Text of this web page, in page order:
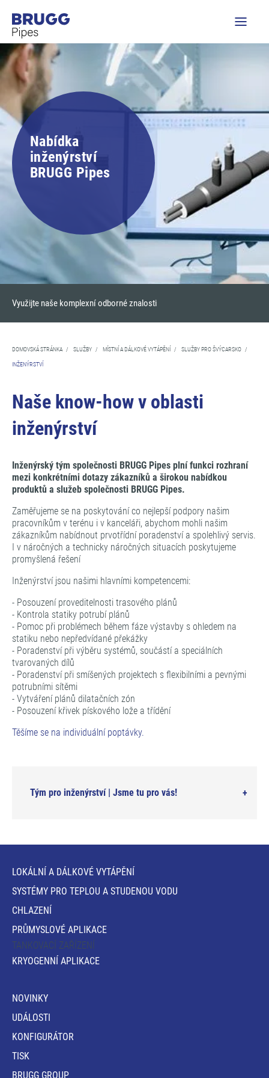
Nabídka
inženýrství
BRUGG Pipes
Využijte naše komplexní odborné znalosti
DOMOVSKÁ STRÁNKA / SLUŽBY / MÍSTNÍ A DÁLKOVÉ VYTÁPĚNÍ / SLUŽBY PRO ŠVÝCARSKO /
INŽENÝRSTVÍ
Naše know-how v oblasti
inženýrství
Inženýrský tým společnosti BRUGG Pipes plní funkci rozhraní
mezi konkrétními dotazy zákazníků a širokou nabídkou
produktů a služeb společnosti BRUGG Pipes.
Zaměřujeme se na poskytování co nejlepší podpory našim
pracovníkům v terénu i v kanceláři, abychom mohli našim
zákazníkům nabídnout prvotřídní poradenství a spolehlivý servis.
I v náročných a technicky náročných situacích poskytujeme
promyšlená řešení
Inženýrství jsou našimi hlavními kompetencemi:
- Posouzení proveditelnosti trasového plánů
- Kontrola statiky potrubí plánů
- Pomoc při problémech během fáze výstavby s ohledem na
statiku nebo nepředvídané překážky
- Poradenství při výběru systémů, součástí a speciálních
tvarovaných dílů
- Poradenství při smíšených projektech s flexibilními a pevnými
potrubními sítěmi
- Vytváření plánů dilatačních zón
- Posouzení křivek pískového lože a třídění
Těšíme se na individuální poptávky.
Tým pro inženýrství | Jsme tu pro vás!
LOKÁLNÍ A DÁLKOVÉ VYTÁPĚNÍ
SYSTÉMY PRO TEPLOU A STUDENOU VODU
CHLAZENÍ
PRŮMYSLOVÉ APLIKACE
TANKOVACÍ ZAŘÍZENÍ
KRYOGENNÍ APLIKACE
NOVINKY
UDÁLOSTI
KONFIGURÁTOR
TISK
BRUGG GROUP